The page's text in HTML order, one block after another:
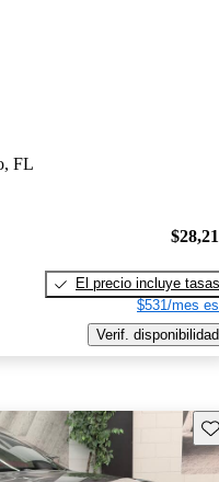
FL
El precio incluye tasas
$531/mes
Verif. disponibilidad